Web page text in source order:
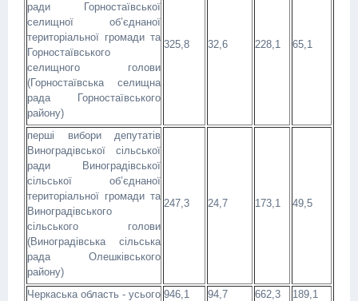
ради Горностаївської
селищної об’єднаної
територіальної громади та
Горностаївського
селищного голови
(Горностаївська селищна
рада Горностаївського
району)
325,8 32,6 228,1 65,1
перші вибори депутатів
Виноградівської сільської
ради Виноградівської
сільської об’єднаної
територіальної громади та
Виноградівського
сільського голови
(Виноградівська сільська
рада Олешківського
району)
247,3 24,7 173,1 49,5
Черкаська область - усього 946,1 94,7 662,3
189,1